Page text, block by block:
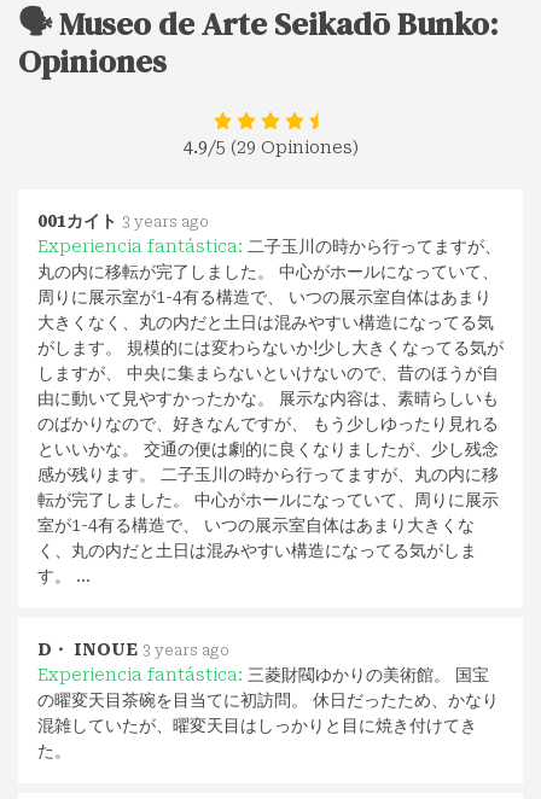
🗣️ Museo de Arte Seikadō Bunko:
Opiniones
4.9/5 (29 Opiniones)
001カイト 3 years ago
Experiencia fantástica: 二子玉川の時から行ってますが、
丸の内に移転が完了しました。 中心がホールになっていて、
周りに展示室が1-4有る構造で、 いつの展示室自体はあまり
大きくなく、丸の内だと土日は混みやすい構造になってる気
がします。 規模的には変わらないか!少し大きくなってる気が
しますが、 中央に集まらないといけないので、昔のほうが自
由に動いて見やすかったかな。 展示な内容は、素晴らしいも
のばかりなので、好きなんですが、 もう少しゆったり見れる
といいかな。 交通の便は劇的に良くなりましたが、少し残念
感が残ります。 二子玉川の時から行ってますが、丸の内に移
転が完了しました。 中心がホールになっていて、周りに展示
室が1-4有る構造で、 いつの展示室自体はあまり大きくな
く、丸の内だと土日は混みやすい構造になってる気がしま
す。 …
D・ INOUE 3 years ago
Experiencia fantástica: 三菱財閥ゆかりの美術館。 国宝
の曜変天目茶碗を目当てに初訪問。 休日だったため、かなり
混雑していたが、曜変天目はしっかりと目に焼き付けてき
た。